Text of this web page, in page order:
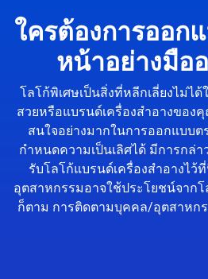
ใครต้องการออก
หน้าอย่างมือ
โลโก้พิเศษเป็นสิ่งที่หลีกเลี่ยงไม่ไ
สวยหรือแบรนด์เครื่องสำอางขอ
สนใจอย่างมากในการออกแบบ
กำหนดความเป็นเลิศได้ มีการกล่
รับโลโก้แบรนด์เครื่องสำอางไ
อุตสาหกรรมอาจใช้ประโยชน์จากโ
ก็ตาม การติดตามบุคคล/อุตสาหก